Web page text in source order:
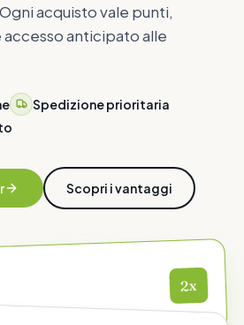
acquisto vale punti,
accesso anticipato alle
Spedizione prioritaria
Scopri i vantaggi
2x